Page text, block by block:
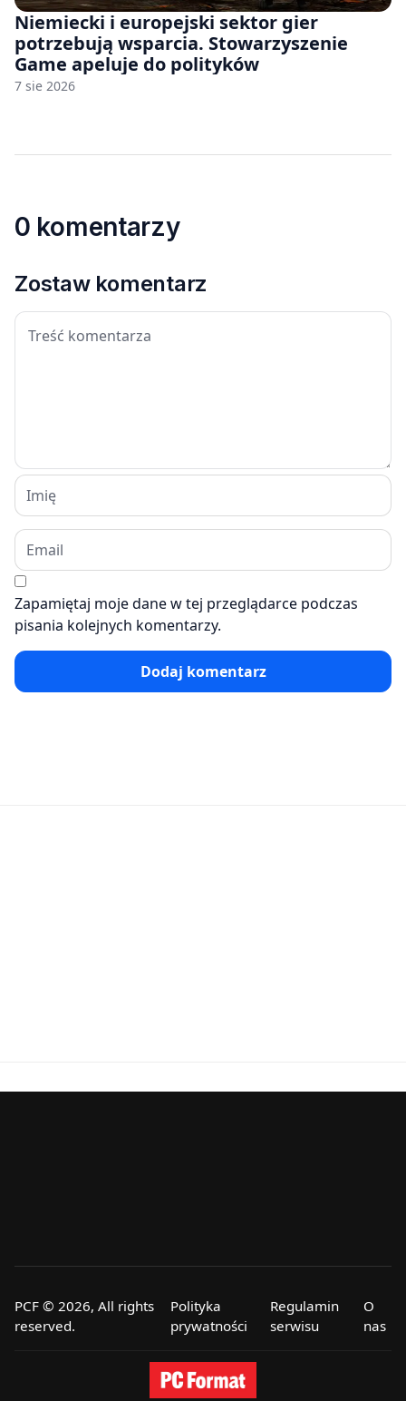
Niemiecki i europejski sektor gier
potrzebują wsparcia. Stowarzyszenie
Game apeluje do polityków
7 sie 2026
0 komentarzy
Zostaw komentarz
Zapamiętaj moje dane w tej przeglądarce podczas
pisania kolejnych komentarzy.
Dodaj komentarz
PCF © 2026, All rights
reserved.
Polityka
prywatności
Regulamin
serwisu
O
nas